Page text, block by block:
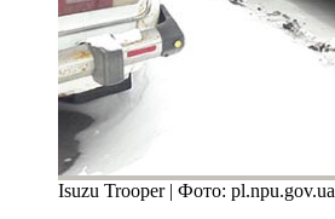
Isuzu Trooper | Фото: pl.npu.gov.ua